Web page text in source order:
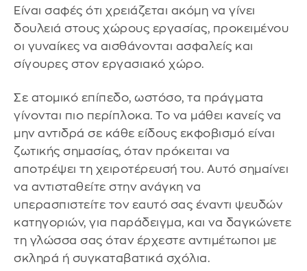
Είναι σαφές ότι χρειάζεται ακόμη να γίνει
δουλειά στους χώρους εργασίας, προκειμένου
οι γυναίκες να αισθάνονται ασφαλείς και
σίγουρες στον εργασιακό χώρο.
Σε ατομικό επίπεδο, ωστόσο, τα πράγματα
γίνονται πιο περίπλοκα. Το να μάθει κανείς να
μην αντιδρά σε κάθε είδους εκφοβισμό είναι
ζωτικής σημασίας, όταν πρόκειται να
αποτρέψει τη χειροτέρευσή του. Αυτό σημαίνει
να αντισταθείτε στην ανάγκη να
υπερασπιστείτε τον εαυτό σας έναντι ψευδών
κατηγοριών, για παράδειγμα, και να δαγκώνετε
τη γλώσσα σας όταν έρχεστε αντιμέτωποι με
σκληρά ή συγκαταβατικά σχόλια.